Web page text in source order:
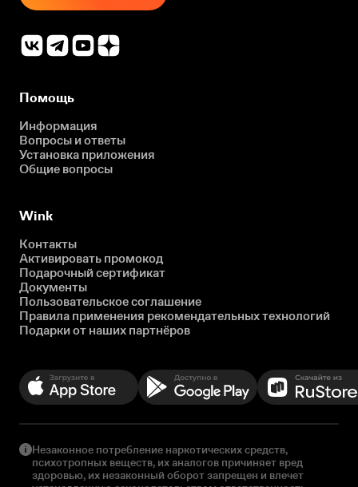
Помощь
Информация
Вопросы и ответы
Установка приложения
Общие вопросы
Wink
Контакты
Активировать промокод
Подарочный сертификат
Документы
Пользовательское соглашение
Правила применения рекомендательных технологий
Подарки от наших партнёров
Незаконное потребление наркотических средств,
психотропных веществ, их аналогов причиняет вред
здоровью, их незаконный оборот запрещен и влечет